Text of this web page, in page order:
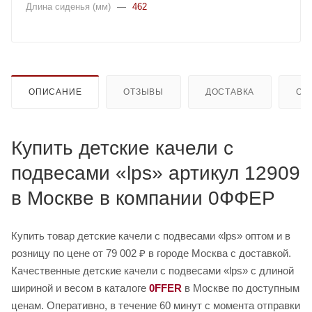
Длина сиденья (мм) — 462
ОПИСАНИЕ ОТЗЫВЫ ДОСТАВКА
Купить детские качели с
подвесами «lps» артикул 12909
в Москве в компании 0ФФЕР
Купить товар детские качели с подвесами «lps» оптом и в
розницу по цене от 79 002 ₽ в городе Москва с доставкой.
Качественные детские качели с подвесами «lps» с длиной
шириной и весом в каталоге 0FFER в Москве по доступным
ценам. Оперативно, в течение 60 минут с момента отправки